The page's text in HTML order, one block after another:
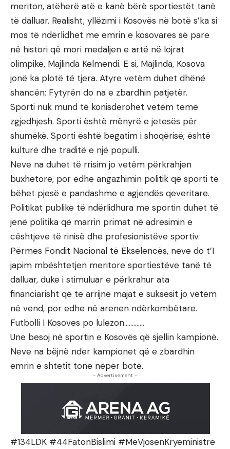
meriton, atëherë atë e kanë bërë sportiestët tanë
të dalluar. Realisht, yllëzimi i Kosovës në botë s’ka si
mos të ndërlidhet me emrin e kosovares së pare
në histori që mori medaljen e artë në lojrat
olimpike, Majlinda Kelmendi. E si, Majlinda, Kosova
jonë ka plotë të tjera. Atyre vetëm duhet dhënë
shancën; Fytyrën do na e zbardhin patjetër.
Sporti nuk mund të konisderohet vetëm temë
zgjedhjesh. Sporti është mënyrë e jetesës për
shumëkë. Sporti është begatim i shoqërisë; është
kulturë dhe traditë e një populli.
Neve na duhet të rrisim jo vetëm përkrahjen
buxhetore, por edhe angazhimin politik që sporti të
bëhet pjesë e pandashme e agjendës qeveritare.
Politikat publike të ndërlidhura me sportin duhet të
jenë politika që marrin primat në adresimin e
cështjeve të rinisë dhe profesionistëve sportiv.
Përmes Fondit Nacional të Ekselencës, neve do t’I
japim mbështetjen meritore sportiestëve tanë të
dalluar, duke i stimuluar e përkrahur ata
financiarisht që të arrijnë majat e suksesit jo vetëm
në vend, por edhe në arenen ndërkombëtare.
Futbolli I Kosoves po lulezon………….
Une besoj në sportin e Kosovës që sjellin kampionë.
Neve na bëjnë nder kampionet që e zbardhin
emrin e shtetit tone nëpër botë.
- Advertisement -
#134LDK #44FatonBislimi #MeVjosenKryeministre